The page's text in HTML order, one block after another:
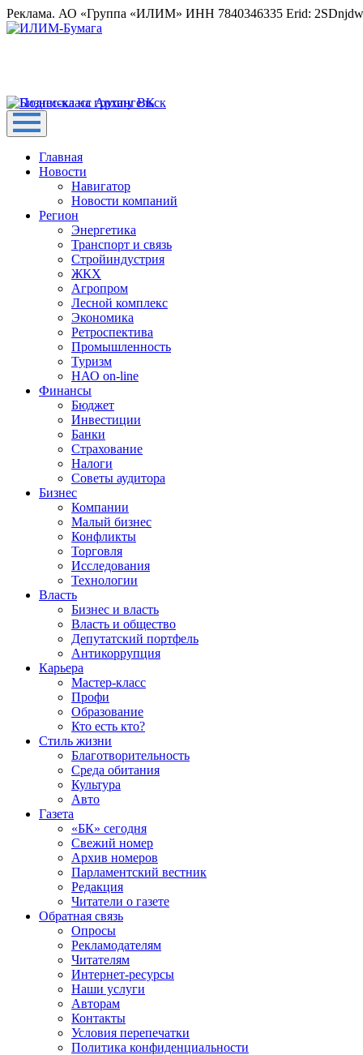
Реклама. АО «Группа «ИЛИМ» ИНН 7840346335 Erid:
Главная
Новости
Навигатор
Новости компаний
Регион
Энергетика
Транспорт и связь
Стройиндустрия
ЖКХ
Агропром
Лесной комплекс
Экономика
Ретроспектива
Промышленность
Туризм
НАО on-line
Финансы
Бюджет
Инвестиции
Банки
Страхование
Налоги
Советы аудитора
Бизнес
Компании
Малый бизнес
Конфликты
Торговля
Исследования
Технологии
Власть
Бизнес и власть
Власть и общество
Депутатский портфель
Антикоррупция
Карьера
Мастер-класс
Профи
Образование
Кто есть кто?
Стиль жизни
Благотворительность
Среда обитания
Культура
Авто
Газета
«БК» сегодня
Свежий номер
Архив номеров
Парламентский вестник
Редакция
Читатели о газете
Обратная связь
Опросы
Рекламодателям
Читателям
Интернет-ресурсы
Наши услуги
Авторам
Контакты
Условия перепечатки
Политика конфиденциальности